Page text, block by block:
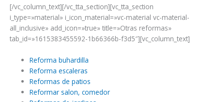
[/vc_column_text][/vc_tta_section][vc_tta_section
i_type=»material» i_icon_material=»vc-material vc-material-
all_inclusive» add_icon=»true» title=»Otras reformas»
tab_id=»1615383455592-1b66366b-f3d5″][vc_column_text]
Reforma buhardilla
Reforma escaleras
Reformas de patios
Reformar salon, comedor